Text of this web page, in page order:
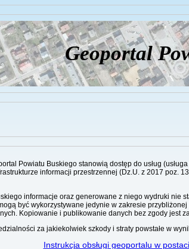
Geoportal
Powiatu Buskiego stanowią dostęp do usług
informacji przestrzennej (Dz.U. z 2017 poz.
informacje oraz generowane z niego wydruki nie
być wykorzystywane jedynie w zakresie
Kopiowanie i publikowanie danych bez zgody jest
za jakiekolwiek szkody i straty powstałe w
Instrukcja obsługi geoportalu w